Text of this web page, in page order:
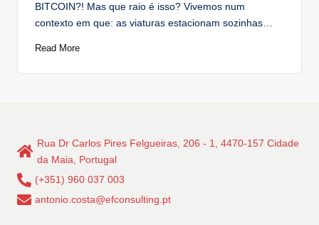
BITCOIN?! Mas que raio é isso? Vivemos num
contexto em que: as viaturas estacionam sozinhas…
Read More
Rua Dr Carlos Pires Felgueiras, 206 - 1, 4470-157 Cidade
da Maia, Portugal
(+351) 960 037 003
antonio.costa@efconsulting.pt